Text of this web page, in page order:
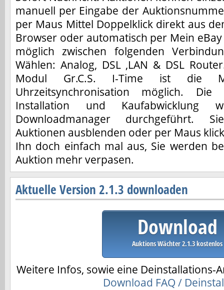
manuell per Eingabe der
per Maus Mittel Doppelklick direkt aus
Browser oder automatisch per Mein
möglich zwischen folgenden
Wählen: Analog, DSL ,LAN & DSL
Modul Gr.C.S. I-Time ist die
Uhrzeitsynchronisation möglich. Die
Installation und Kaufabwicklung
Downloadmanager durchgeführt.
Auktionen ausblenden oder per Maus
Ihn doch einfach mal aus, Sie werden
Auktion mehr verpasen.
Aktuelle Version 2.1.3 downloaden
Download
Auktions Wächter 2.1.3 kostenlos
Weitere Infos, sowie eine Deinstallations-
Download FAQ /